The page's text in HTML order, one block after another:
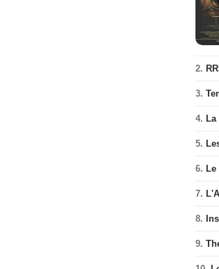
2.
3.
4.
5.
6.
7.
8.
9.